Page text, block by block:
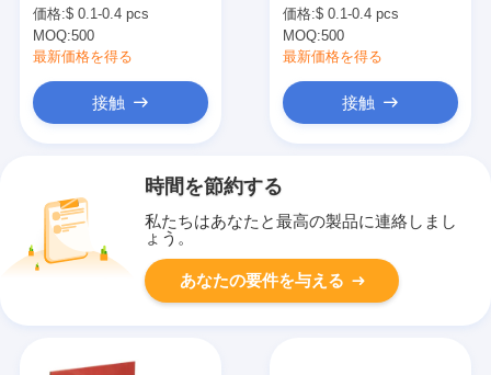
ックス 展示のための窓
価格:$ 0.1-0.4 pcs
MOQ:500
最新価格を得る
接触
玩具 ディスプレイ ボッ
クス カスタム
価格:$ 0.1-0.4 pcs
MOQ:500
最新価格を得る
接触
時間を節約する
私たちはあなたと最高の製品に連絡しまし
ょう。
あなたの要件を与える